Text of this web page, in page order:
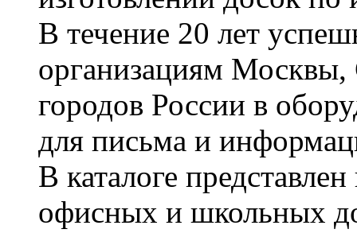
В течение 20 лет
организациям Москвы,
городов России в
для письма и
В каталоге
офисных и школьных